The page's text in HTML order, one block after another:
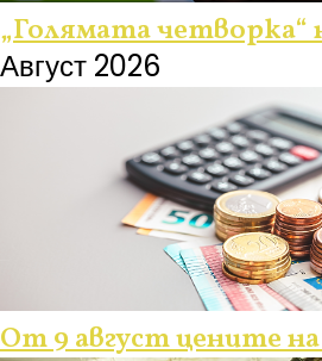
„Голямата
Август 2026
От 9 август цените